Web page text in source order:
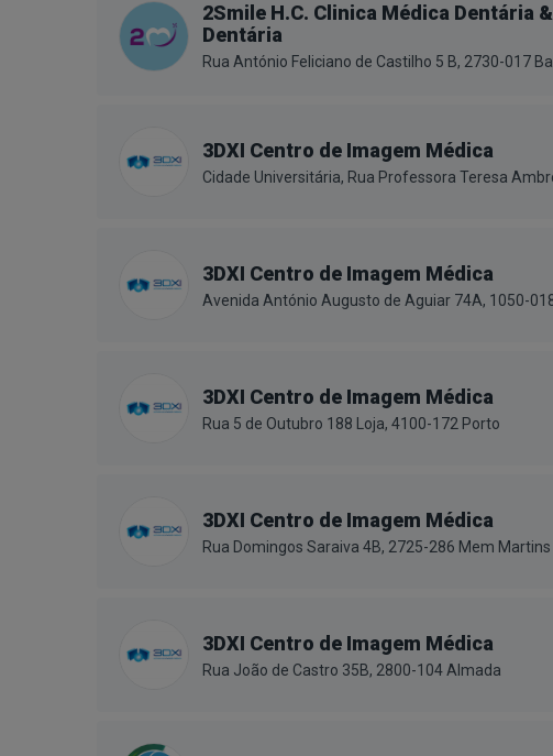
2Smile H.C. Clinica Médica Dentária
Dentária
Rua António Feliciano de Castilho 5 B, 2730-017
3DXI Centro de Imagem Médica
Cidade Universitária, Rua Professora Teresa
3DXI Centro de Imagem Médica
Avenida António Augusto de Aguiar 74A, 1050-
3DXI Centro de Imagem Médica
Rua 5 de Outubro 188 Loja, 4100-172 Porto
3DXI Centro de Imagem Médica
Rua Domingos Saraiva 4B, 2725-286 Mem Martins
3DXI Centro de Imagem Médica
Rua João de Castro 35B, 2800-104 Almada